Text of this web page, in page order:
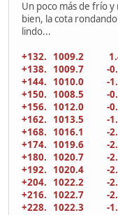
Un poco más de frío
bien, la cota
lindo...
+132. 1009.2
+138. 1009.7
+144. 1010.0
+150. 1008.5
+156. 1012.0
+162. 1013.5
+168. 1016.1
+174. 1019.6
+180. 1020.7
+192. 1020.4
+204. 1022.2
+216. 1022.7
+228. 1022.3